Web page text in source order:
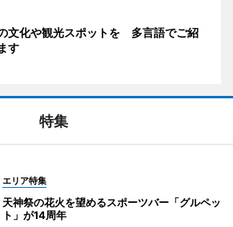
文化や観光スポットを 多言語でご紹
す
特集
エリア特集
天神祭の花火を望めるスポーツバー「グルペッ
ト」が14周年